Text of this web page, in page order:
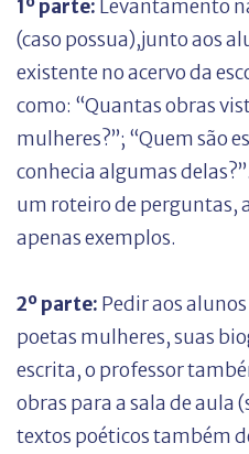
1º parte: Levantamento
(caso possua),junto aos
existente no acervo da
como: “Quantas obras
mulheres?”; “Quem são
conhecia algumas
um roteiro de perguntas,
apenas exemplos.
2º parte: Pedir aos
poetas mulheres, suas
escrita, o professor
obras para a sala de aula
textos poéticos também